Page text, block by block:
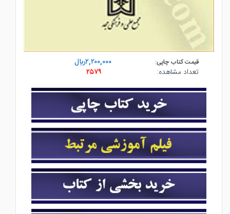
قیمت کتاب چاپی:
۲,۲۰۰,۰۰۰ريال
تعداد مشاهده:
۲۵۷۹